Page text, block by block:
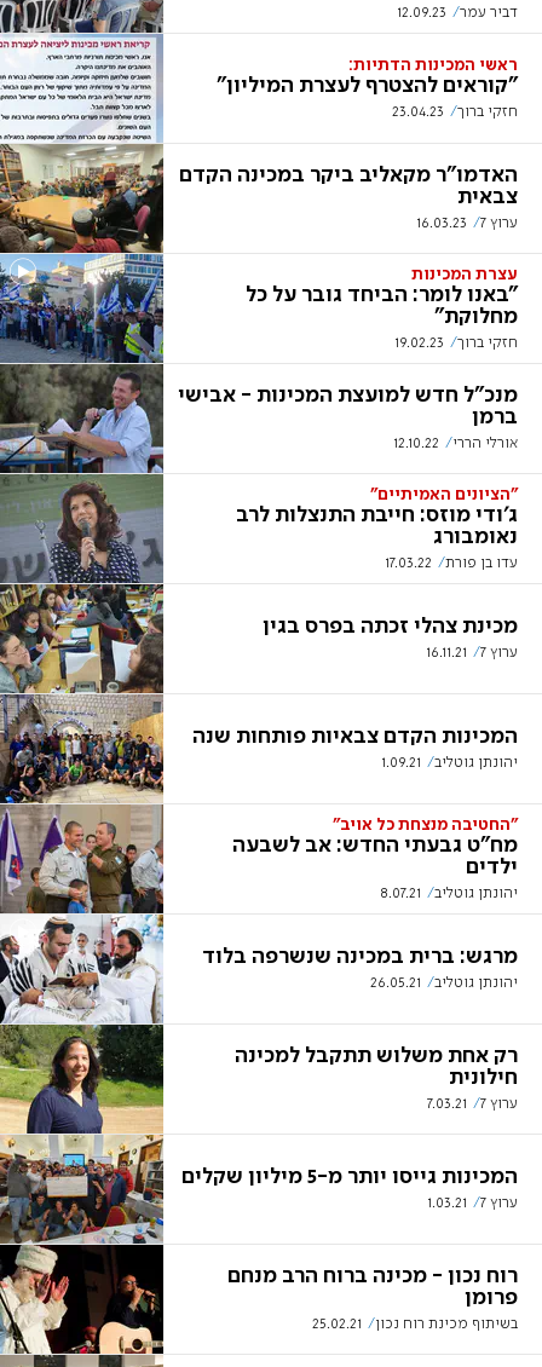
דביר עמר 12.09.23
ראשי המכינות הדתיות:
"קוראים להצטרף לעצרת המיליון"
חזקי ברוך 23.04.23
האדמו"ר מקאליב ביקר במכינה הקדם
צבאית
ערוץ 7 16.03.23
עצרת המכינות
"באנו לומר: הביחד גובר על כל
מחלוקת"
חזקי ברוך 19.02.23
מנכ"ל חדש למועצת המכינות - אבישי
ברמן
אורלי הררי 12.10.22
"הציונים האמיתיים"
ג׳ודי מוזס: חייבת התנצלות לרב
נאומבורג
עדו בן פורת 17.03.22
מכינת צהלי זכתה בפרס בגין
ערוץ 7 16.11.21
המכינות הקדם צבאיות פותחות שנה
יהונתן גוטליב 1.09.21
"החטיבה מנצחת כל אויב"
מח"ט גבעתי החדש: אב לשבעה
ילדים
יהונתן גוטליב 8.07.21
מרגש: ברית במכינה שנשרפה בלוד
יהונתן גוטליב 26.05.21
רק אחת משלוש תתקבל למכינה
חילונית
ערוץ 7 7.03.21
המכינות גייסו יותר מ-5 מיליון שקלים
ערוץ 7 1.03.21
רוח נכון - מכינה ברוח הרב מנחם
פרומן
בשיתוף מכינת רוח נכון 25.02.21